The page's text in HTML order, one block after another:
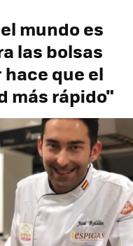
mundo es
las bolsas
que el
más rápido"